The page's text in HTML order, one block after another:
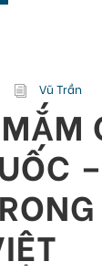
Vũ Trần